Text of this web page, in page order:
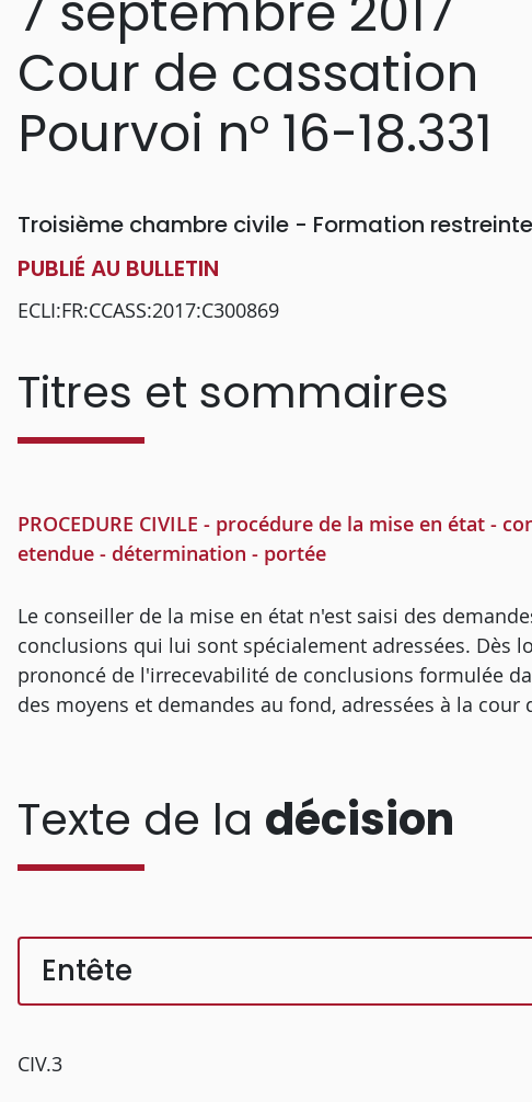
Cour de cassation
Pourvoi n° 16-18.331
Troisième chambre civile - Formation restreinte
PUBLIÉ AU BULLETIN
ECLI:FR:CCASS:2017:C300869
Titres et sommaires
PROCEDURE CIVILE - procédure de la mise en état -
etendue - détermination - portée
Le conseiller de la mise en état n'est saisi des
conclusions qui lui sont spécialement adressées. Dès
prononcé de l'irrecevabilité de conclusions formulée
des moyens et demandes au fond, adressées à la cour
Texte de la décision
Entête
CIV.3